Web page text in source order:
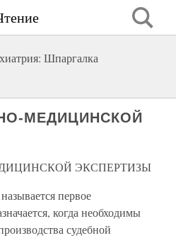
Шпаргалка
МЕДИЦИНСКОЙ
ЭКСПЕРТИЗЫ
называется первое
когда необходимы
судебной